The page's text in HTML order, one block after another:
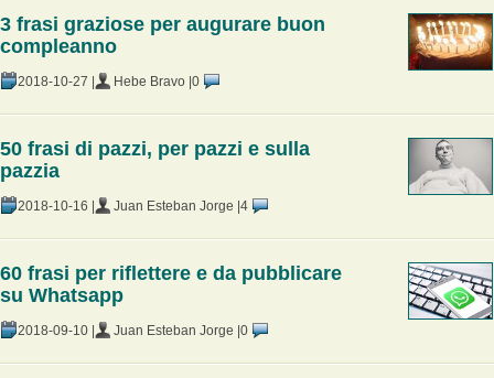
3 frasi graziose per augurare buon
compleanno
2018-10-27 | Hebe Bravo | 0
50 frasi di pazzi, per pazzi e sulla
pazzia
2018-10-16 | Juan Esteban Jorge | 4
60 frasi per riflettere e da pubblicare
su Whatsapp
2018-09-10 | Juan Esteban Jorge | 0